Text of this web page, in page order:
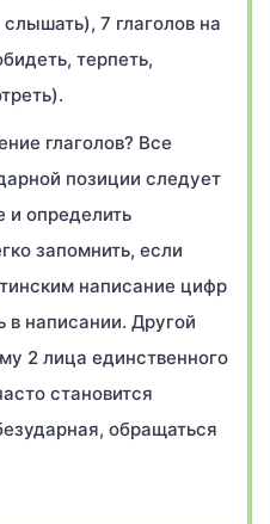
7 глаголов на
терпеть,
глаголов? Все
позиции следует
и определить
запомнить, если
написание цифр
в написании. Другой
2 лица единственного
становится
обращаться